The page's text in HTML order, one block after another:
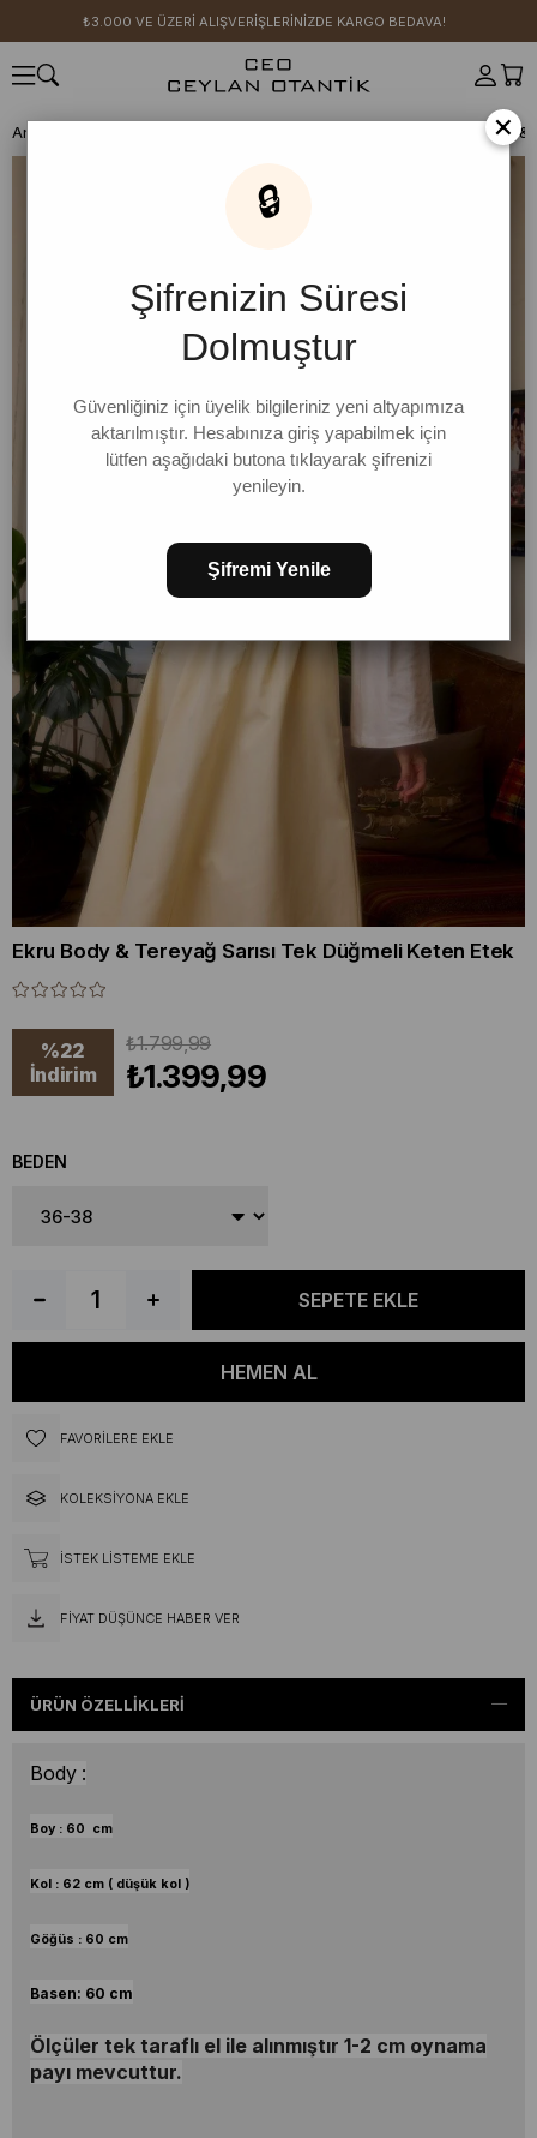
₺3.000 VE ÜZERİ ALIŞVERİŞLERİNİZDE KARGO BEDAVA!
Anasayfa Ekru Body
Ekru Body & Tereyağ Sarısı Tek Düğmeli Keten Etek
%22
İndirim
₺1.799,99
₺1.399,99
BEDEN
FAVORILERE EKLE
KOLEKSIYONA EKLE
İSTEK LISTEME EKLE
FIYAT DÜŞÜNCE HABER VER
ÜRÜN ÖZELLIKLERI
Body :
Boy : 60 cm
Kol : 62 cm ( düşük kol )
Göğüs : 60 cm
Basen: 60 cm
Ölçüler tek taraflı el ile alınmıştır 1-2 cm oynama
payı mevcuttur.
×
🔒
Şifrenizin Süresi
Dolmuştur
Güvenliğiniz için üyelik bilgileriniz yeni altyapımıza
aktarılmıştır. Hesabınıza giriş yapabilmek için
lütfen aşağıdaki butona tıklayarak şifrenizi
yenileyin.
Şifremi Yenile